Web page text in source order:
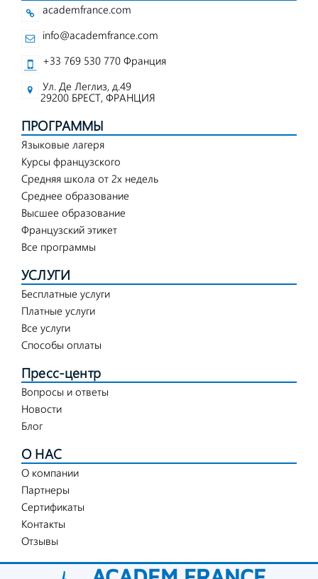
academfrance.com
info@academfrance.com
+33 769 530 770 Франция
Ул. Де Леглиз, д.49
29200 БРЕСТ, ФРАНЦИЯ
ПРОГРАММЫ
Языковые лагеря
Курсы французского
Средняя школа от 2х недель
Среднее образование
Высшее образование
Французский этикет
Все программы
УСЛУГИ
Бесплатные услуги
Платные услуги
Все услуги
Способы оплаты
Пресс-центр
Вопросы и ответы
Новости
Блог
О НАС
О компании
Партнеры
Сертификаты
Контакты
Отзывы